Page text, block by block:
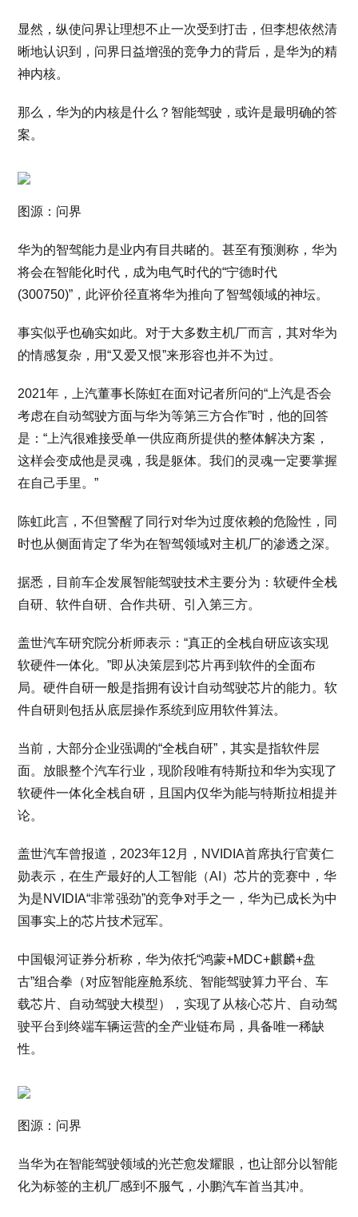
显然，纵使问界让理想不止一次受到打击，但李想依然清
晰地认识到，问界日益增强的竞争力的背后，是华为的精
神内核。
那么，华为的内核是什么？智能驾驶，或许是最明确的答
案。
图源：问界
华为的智驾能力是业内有目共睹的。甚至有预测称，华为
将会在智能化时代，成为电气时代的“宁德时代
(300750)”，此评价径直将华为推向了智驾领域的神坛。
事实似乎也确实如此。对于大多数主机厂而言，其对华为
的情感复杂，用“又爱又恨”来形容也并不为过。
2021年，上汽董事长陈虹在面对记者所问的“上汽是否会
考虑在自动驾驶方面与华为等第三方合作”时，他的回答
是：“上汽很难接受单一供应商所提供的整体解决方案，
这样会变成他是灵魂，我是躯体。我们的灵魂一定要掌握
在自己手里。”
陈虹此言，不但警醒了同行对华为过度依赖的危险性，同
时也从侧面肯定了华为在智驾领域对主机厂的渗透之深。
据悉，目前车企发展智能驾驶技术主要分为：软硬件全栈
自研、软件自研、合作共研、引入第三方。
盖世汽车研究院分析师表示：“真正的全栈自研应该实现
软硬件一体化。”即从决策层到芯片再到软件的全面布
局。硬件自研一般是指拥有设计自动驾驶芯片的能力。软
件自研则包括从底层操作系统到应用软件算法。
当前，大部分企业强调的“全栈自研”，其实是指软件层
面。放眼整个汽车行业，现阶段唯有特斯拉和华为实现了
软硬件一体化全栈自研，且国内仅华为能与特斯拉相提并
论。
盖世汽车曾报道，2023年12月，NVIDIA首席执行官黄仁
勋表示，在生产最好的人工智能（AI）芯片的竞赛中，华
为是NVIDIA“非常强劲”的竞争对手之一，华为已成长为中
国事实上的芯片技术冠军。
中国银河证券分析称，华为依托“鸿蒙+MDC+麒麟+盘
古”组合拳（对应智能座舱系统、智能驾驶算力平台、车
载芯片、自动驾驶大模型），实现了从核心芯片、自动驾
驶平台到终端车辆运营的全产业链布局，具备唯一稀缺
性。
图源：问界
当华为在智能驾驶领域的光芒愈发耀眼，也让部分以智能
化为标签的主机厂感到不服气，小鹏汽车首当其冲。